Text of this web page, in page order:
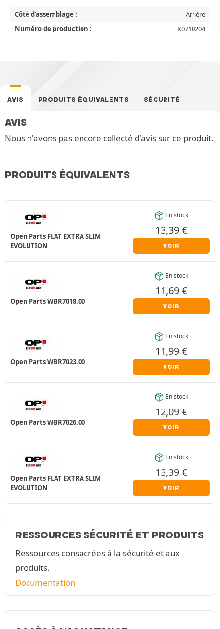
Côté d'assemblage :
Arrière
Numéro de production :
K0710204
AVIS PRODUITS ÉQUIVALENTS SÉCURITÉ
AVIS
Nous n'avons pas encore collecté d'avis sur ce produit.
PRODUITS ÉQUIVALENTS
Open Parts FLAT EXTRA SLIM
EVOLUTION
En stock
13,39€
VOIR
Open Parts WBR7018.00
En stock
11,69€
VOIR
Open Parts WBR7023.00
En stock
11,99€
VOIR
Open Parts WBR7026.00
En stock
12,09€
VOIR
Open Parts FLAT EXTRA SLIM
EVOLUTION
En stock
13,39€
VOIR
RESSOURCES SÉCURITÉ ET PRODUITS
Ressources consacrées à la sécurité et aux
produits.
Documentation